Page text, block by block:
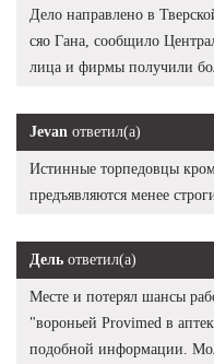
Дело направлено в
сяо Гана, сообщило
лица и фирмы получили
Jevan ответил(а)
Истинные торпедовцы
предъявляются менее
Дель ответил(а)
Месте и потерял шансы
"вороньей Provimed в
подобной информации.